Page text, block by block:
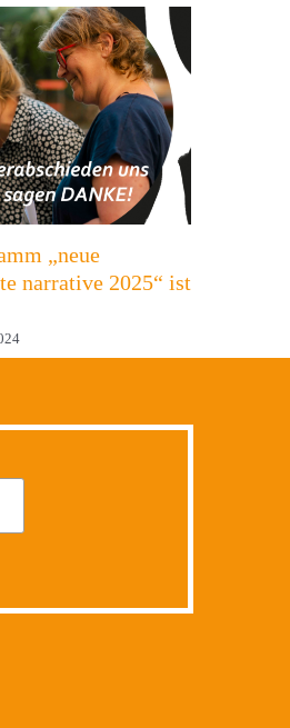
„neue
narrative 2025“ ist